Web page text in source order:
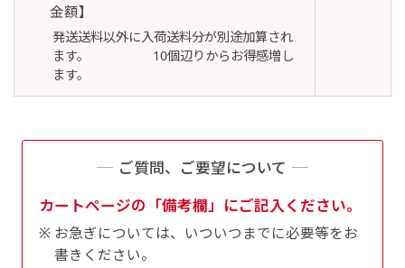
金額】
発送送料以外に入荷送料分が別途加算され
ます。 10個辺りからお得感増し
ます。
ご質問、ご要望について
カートページの「備考欄」にご記入ください。
お急ぎについては、いついつまでに必要等をお
書きください。
種のデザインを楽しむことができます。前からも
後ろからもアピールができる両面対応のバナーで
す。
A面B面のデザイン変化を楽しんでお客様にアピ
長辺が180cm以内、短辺が60cm以内であれば自
由なサイズを指定下さい！
あんな場所こんな場所お好みのサイズでお好みの
幕の製作をお楽しみください